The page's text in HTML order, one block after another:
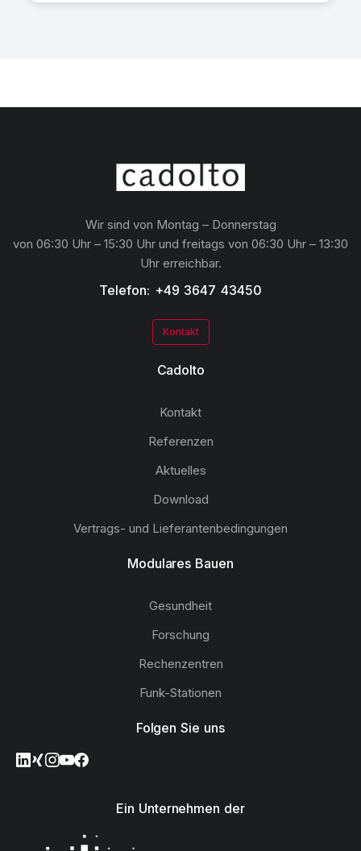
Wir sind von Montag – Donnerstag
von 06:30 Uhr – 15:30 Uhr und freitags von 06:30 Uhr – 13:30
Uhr erreichbar.
Telefon: +49 3647 43450
Kontakt
Cadolto
Kontakt
Referenzen
Aktuelles
Download
Vertrags- und Lieferantenbedingungen
Modulares Bauen
Gesundheit
Forschung
Rechenzentren
Funk-Stationen
Folgen Sie uns
Ein Unternehmen der